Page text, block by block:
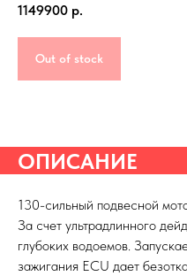
1149900 р.
Out of stock
ОПИСАНИЕ
130-сильный подвесной
За счет ультрадлинного
глубоких водоемов.
зажигания ECU дает